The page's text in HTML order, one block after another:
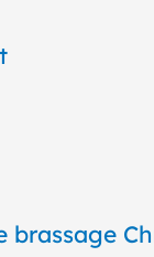
brassage